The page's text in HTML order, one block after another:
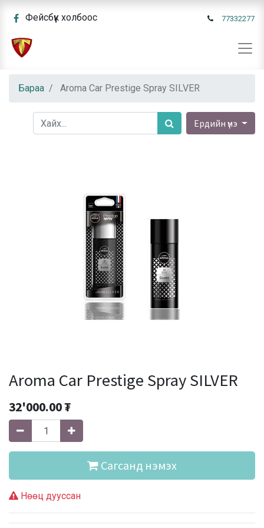
Фейсбүүк холбоос 77332277
Бараа Aroma Car Prestige Spray SILVER
Ердийн үнэ
Aroma Car Prestige Spray SILVER
32'000.00₮
Сагсанд нэмэх
Нөөц дууссан